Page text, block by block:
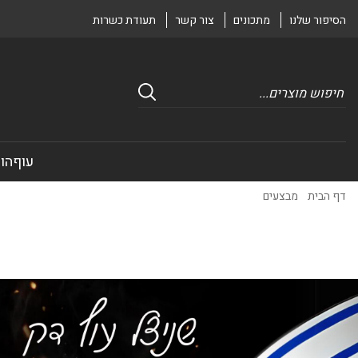
הסיפור שלנו מתכונים צור קשר תעודת כשרות
search
עוף
דף הבית מבצעים